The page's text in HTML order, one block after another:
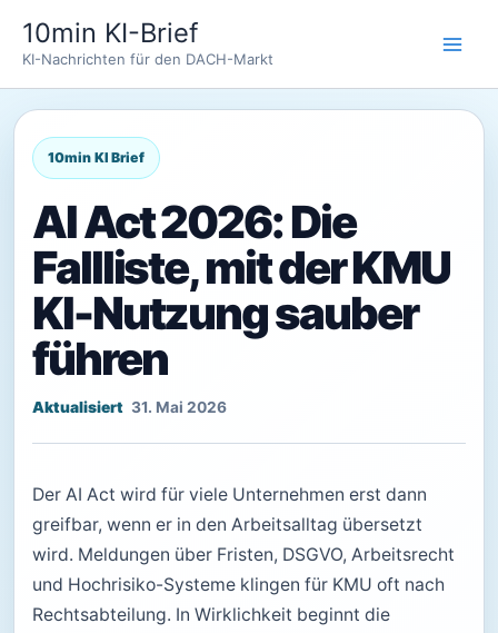
Inhalt
springen
10min KI-Brief
KI-Nachrichten für den DACH-Markt
AI Act 2026: Die
Fallliste, mit der KMU
KI-Nutzung sauber
führen
31. Mai 2026
Der AI Act wird für viele Unternehmen erst dann
greifbar, wenn er in den Arbeitsalltag übersetzt
wird. Meldungen über Fristen, DSGVO, Arbeitsrecht
und Hochrisiko-Systeme klingen für KMU oft nach
Rechtsabteilung. In Wirklichkeit beginnt die